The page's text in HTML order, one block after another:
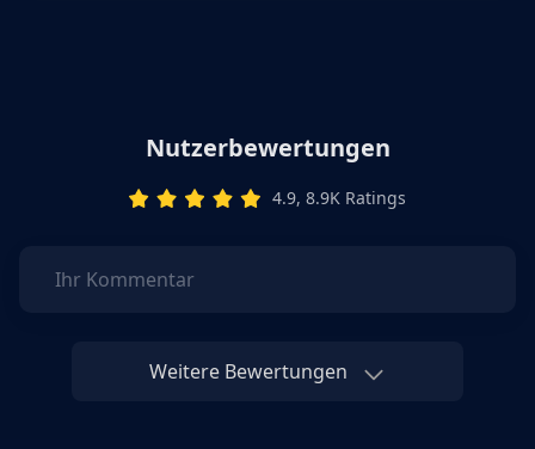
Nutzerbewertungen
4.9, 8.9K Ratings
Ihr Kommentar
Weitere Bewertungen